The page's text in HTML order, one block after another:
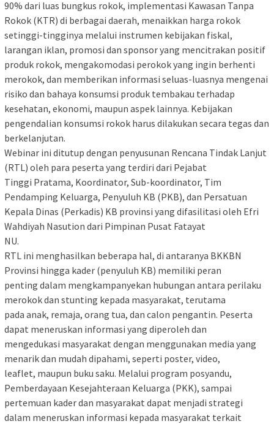
90% dari luas bungkus rokok, implementasi Kawasan Tanpa
Rokok (KTR) di berbagai daerah, menaikkan harga rokok
setinggi-tingginya melalui instrumen kebijakan fiskal,
larangan iklan, promosi dan sponsor yang mencitrakan positif
produk rokok, mengakomodasi perokok yang ingin berhenti
merokok, dan memberikan informasi seluas-luasnya mengenai
risiko dan bahaya konsumsi produk tembakau terhadap
kesehatan, ekonomi, maupun aspek lainnya. Kebijakan
pengendalian konsumsi rokok harus dilakukan secara tegas dan
berkelanjutan.
Webinar ini ditutup dengan penyusunan Rencana Tindak Lanjut
(RTL) oleh para peserta yang terdiri dari Pejabat
Tinggi Pratama, Koordinator, Sub-koordinator, Tim
Pendamping Keluarga, Penyuluh KB (PKB), dan Persatuan
Kepala Dinas (Perkadis) KB provinsi yang difasilitasi oleh Efri
Wahdiyah Nasution dari Pimpinan Pusat Fatayat
NU.
RTL ini menghasilkan beberapa hal, di antaranya BKKBN
Provinsi hingga kader (penyuluh KB) memiliki peran
penting dalam mengkampanyekan hubungan antara perilaku
merokok dan stunting kepada masyarakat, terutama
pada anak, remaja, orang tua, dan calon pengantin. Peserta
dapat meneruskan informasi yang diperoleh dan
mengedukasi masyarakat dengan menggunakan media yang
menarik dan mudah dipahami, seperti poster, video,
leaflet, maupun buku saku. Melalui program posyandu,
Pemberdayaan Kesejahteraan Keluarga (PKK), sampai
pertemuan kader dan masyarakat dapat menjadi strategi
dalam meneruskan informasi kepada masyarakat terkait